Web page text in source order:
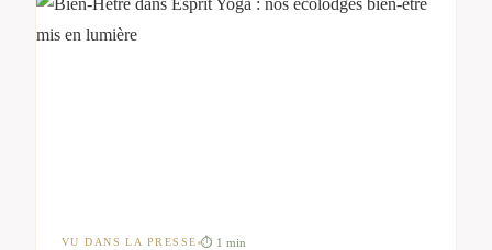
VU DANS LA PRESSE ⏱ 1 min